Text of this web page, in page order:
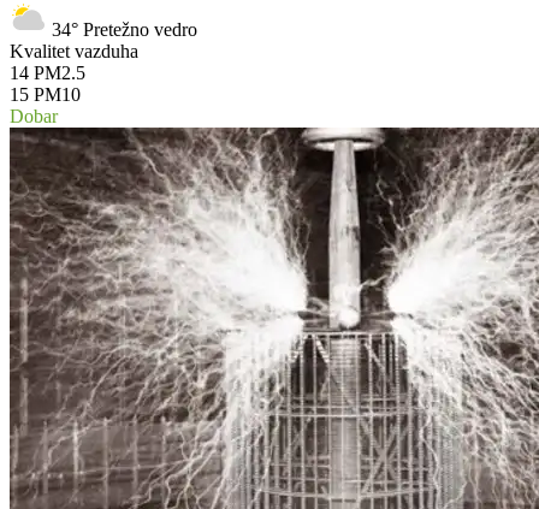
34° Pretežno vedro
Kvalitet vazduha
14 PM2.5
15 PM10
Dobar